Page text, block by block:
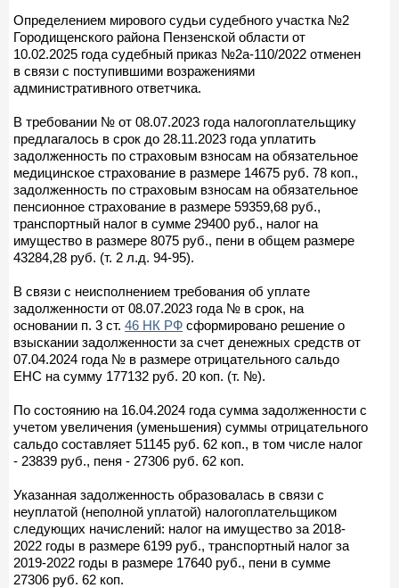
Определением мирового судьи судебного участка №2
Городищенского района Пензенской области от
10.02.2025 года судебный приказ №2а-110/2022 отменен
в связи с поступившими возражениями
административного ответчика.
В требовании № от 08.07.2023 года налогоплательщику
предлагалось в срок до 28.11.2023 года уплатить
задолженность по страховым взносам на обязательное
медицинское страхование в размере 14675 руб. 78 коп.,
задолженность по страховым взносам на обязательное
пенсионное страхование в размере 59359,68 руб.,
транспортный налог в сумме 29400 руб., налог на
имущество в размере 8075 руб., пени в общем размере
43284,28 руб. (т. 2 л.д. 94-95).
В связи с неисполнением требования об уплате
задолженности от 08.07.2023 года № в срок, на
основании п. 3 ст. 46 НК РФ сформировано решение о
взыскании задолженности за счет денежных средств от
07.04.2024 года № в размере отрицательного сальдо
ЕНС на сумму 177132 руб. 20 коп. (т. №).
По состоянию на 16.04.2024 года сумма задолженности с
учетом увеличения (уменьшения) суммы отрицательного
сальдо составляет 51145 руб. 62 коп., в том числе налог
- 23839 руб., пеня - 27306 руб. 62 коп.
Указанная задолженность образовалась в связи с
неуплатой (неполной уплатой) налогоплательщиком
следующих начислений: налог на имущество за 2018-
2022 годы в размере 6199 руб., транспортный налог за
2019-2022 годы в размере 17640 руб., пени в сумме
27306 руб. 62 коп.